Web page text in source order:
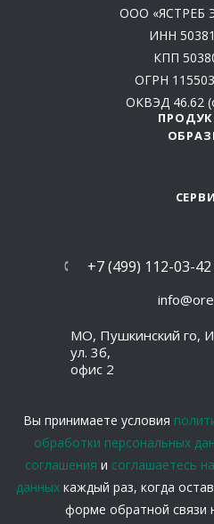
ООО «ЯСТРЕБ
ИНН
КПП
ОГРН
ОКВЭД 46.62
+7 (499) 112-03-42
МО, Пушкинский го,
ул. 3б,
офис 2
Вы принимаете условия
обработки персональных
соглашения и соглашаетесь
данныхкаждый раз, когда
форме обратной связи